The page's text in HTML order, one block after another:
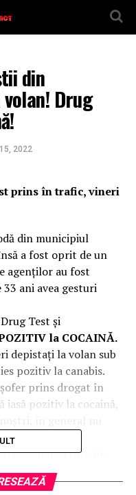
din
Drug
2022
prins în trafic, vineri
din municipiul
a fost oprit de un
agenților au fost
ani avea gesturi
Test și
la COCAINĂ.
depistați la volan sub
pozitiv la canabis.
prins drogat în
iasă pozitiv la cocaină,
posibil ca într-un
cocaina, un drog
consumatorii aleg